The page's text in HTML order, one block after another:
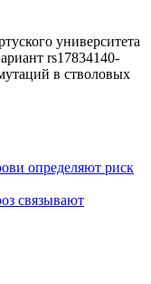
университета
rs17834140-
в стволовых
определяют риск
связывают